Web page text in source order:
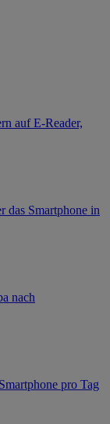
auf E-Reader,
das Smartphone in
nach
pro Tag